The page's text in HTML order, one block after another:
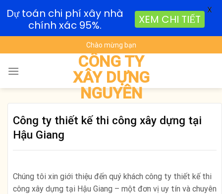
to
content
Chào mừng bạn
CÔNG TY
XÂY DỰNG
NGUYÊN
Công ty thiết kế thi công xây dựng tại
Hậu Giang
Chúng tôi xin giới thiệu đến quý khách công ty thiết kế thi
công xây dựng tại Hậu Giang – một đơn vị uy tín và chuyên
Dự toán chi phí xây nhà
chính xác 95%.
XEM CHI TIẾT
X